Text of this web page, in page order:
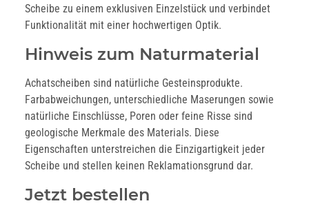
Scheibe zu einem exklusiven Einzelstück und verbindet
Funktionalität mit einer hochwertigen Optik.
Hinweis zum Naturmaterial
Achatscheiben sind natürliche Gesteinsprodukte.
Farbabweichungen, unterschiedliche Maserungen sowie
natürliche Einschlüsse, Poren oder feine Risse sind
geologische Merkmale des Materials. Diese
Eigenschaften unterstreichen die Einzigartigkeit jeder
Scheibe und stellen keinen Reklamationsgrund dar.
Jetzt bestellen